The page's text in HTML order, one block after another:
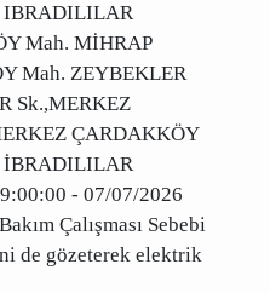
YAVRUDOĞAN
Mah. MİHRAP
ZEYBEKLER
ÇARDAKKÖY
- 07/07/2026
Bakım Çalışması